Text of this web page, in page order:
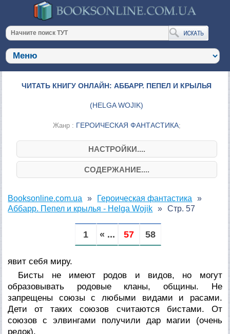
ЧИТАТЬ КНИГУ ОНЛАЙН: АББАРР. ПЕПЕЛ И КРЫЛЬЯ
(HELGA WOJIK)
Жанр : ГЕРОИЧЕСКАЯ ФАНТАСТИКА;
НАСТРОЙКИ....
СОДЕРЖАНИЕ....
Booksonline.com.ua
Героическая фантастика
Аббарр. Пепел и крылья - Helga Wojik
Стр. 57
1 « ... 57 58
явит себя миру.
Бисты не имеют родов и видов, но могут
образовывать родовые кланы, общины. Не
запрещены союзы с любыми видами и расами.
Дети от таких союзов считаются бистами. От
союзов с элвингами получили дар магии (очень
редок).